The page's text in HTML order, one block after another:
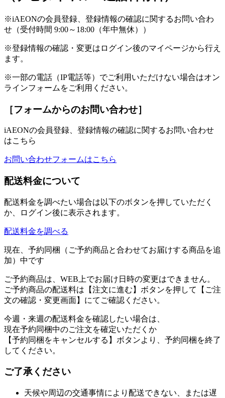
※iAEONの会員登録、登録情報の確認に関するお問い合わ
せ（受付時間 9:00～18:00（年中無休））
※登録情報の確認・変更はログイン後のマイページから行え
ます。
※一部の電話（IP電話等）でご利用いただけない場合はオン
ラインフォームをご利用ください。
［フォームからのお問い合わせ］
iAEONの会員登録、登録情報の確認に関するお問い合わせ
はこちら
お問い合わせフォームはこちら
配送料金について
配送料金を調べたい場合は以下のボタンを押していただく
か、ログイン後に表示されます。
配送料金を調べる
現在、予約同梱（ご予約商品と合わせてお届けする商品を追
加）中です
ご予約商品は、WEB上でお届け日時の変更はできません。
ご予約商品の配送料は【注文に進む】ボタンを押して【ご注
文の確認・変更画面】にてご確認ください。
今週・来週の配送料金を確認したい場合は、
現在予約同梱中のご注文を確定いただくか
【予約同梱をキャンセルする】ボタンより、予約同梱を終了
してください。
ご了承ください
天候や周辺の交通事情により配送できない、または遅